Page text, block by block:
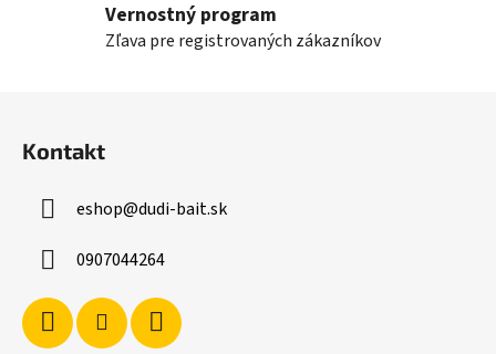
u
Vernostný program
Zľava pre registrovaných zákazníkov
Kontakt
eshop@dudi-bait.sk
0907044264